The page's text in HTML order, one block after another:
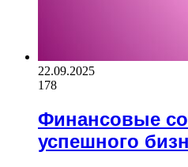
22.09.2025
178
Финансовые
успешного